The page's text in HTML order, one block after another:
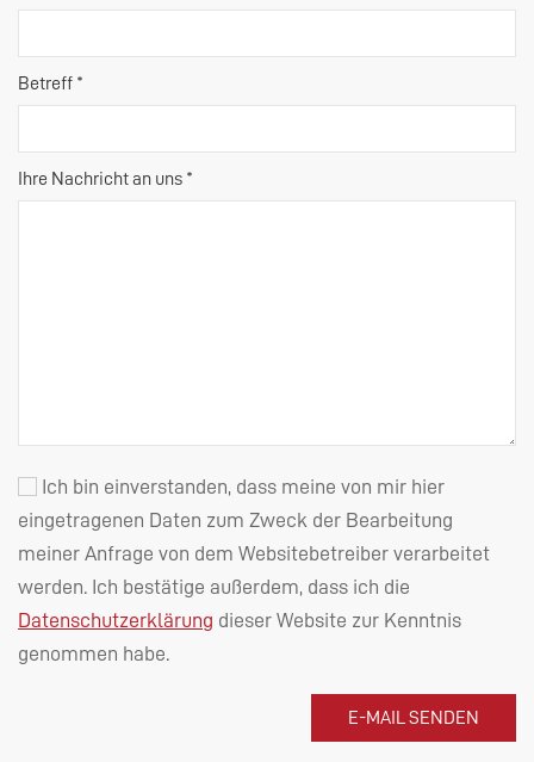
Betreff *
Ihre Nachricht an uns *
Ich bin einverstanden, dass meine von mir hier
eingetragenen Daten zum Zweck der Bearbeitung
meiner Anfrage von dem Websitebetreiber verarbeitet
werden. Ich bestätige außerdem, dass ich die
Datenschutzerklärung dieser Website zur Kenntnis
genommen habe.